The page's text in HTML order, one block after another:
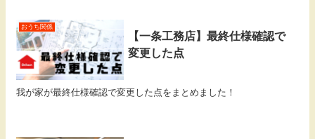
おうち関係
【一条工務店】最終仕様確認で
変更した点
我が家が最終仕様確認で変更した点をまとめました！